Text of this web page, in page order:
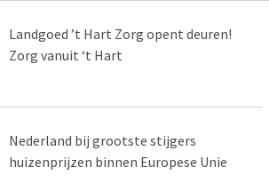
Landgoed ’t Hart Zorg opent deuren!
Zorg vanuit ‘t Hart
Nederland bij grootste stijgers
huizenprijzen binnen Europese Unie